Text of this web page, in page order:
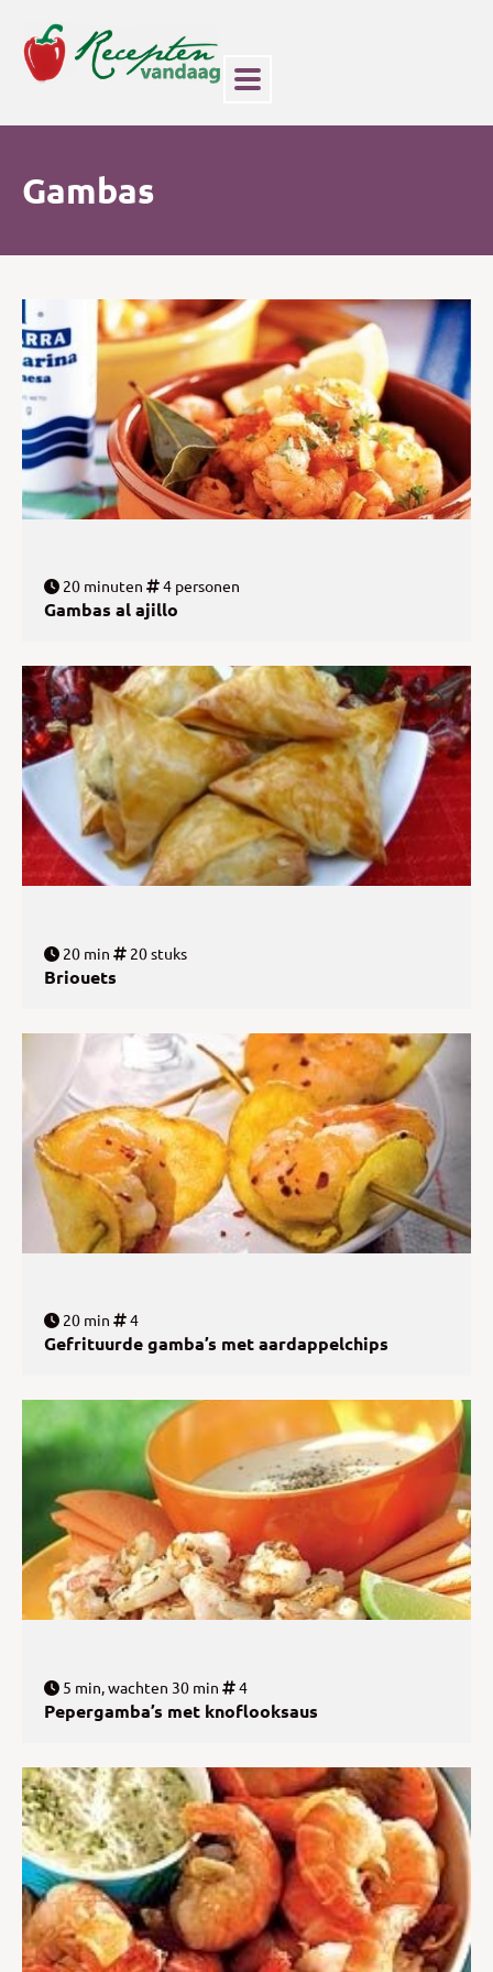
Gambas
20 minuten 4 personen
Gambas al ajillo
20 min 20 stuks
Briouets
20 min 4
Gefrituurde gamba’s met aardappelchips
5 min, wachten 30 min 4
Pepergamba’s met knoflooksaus